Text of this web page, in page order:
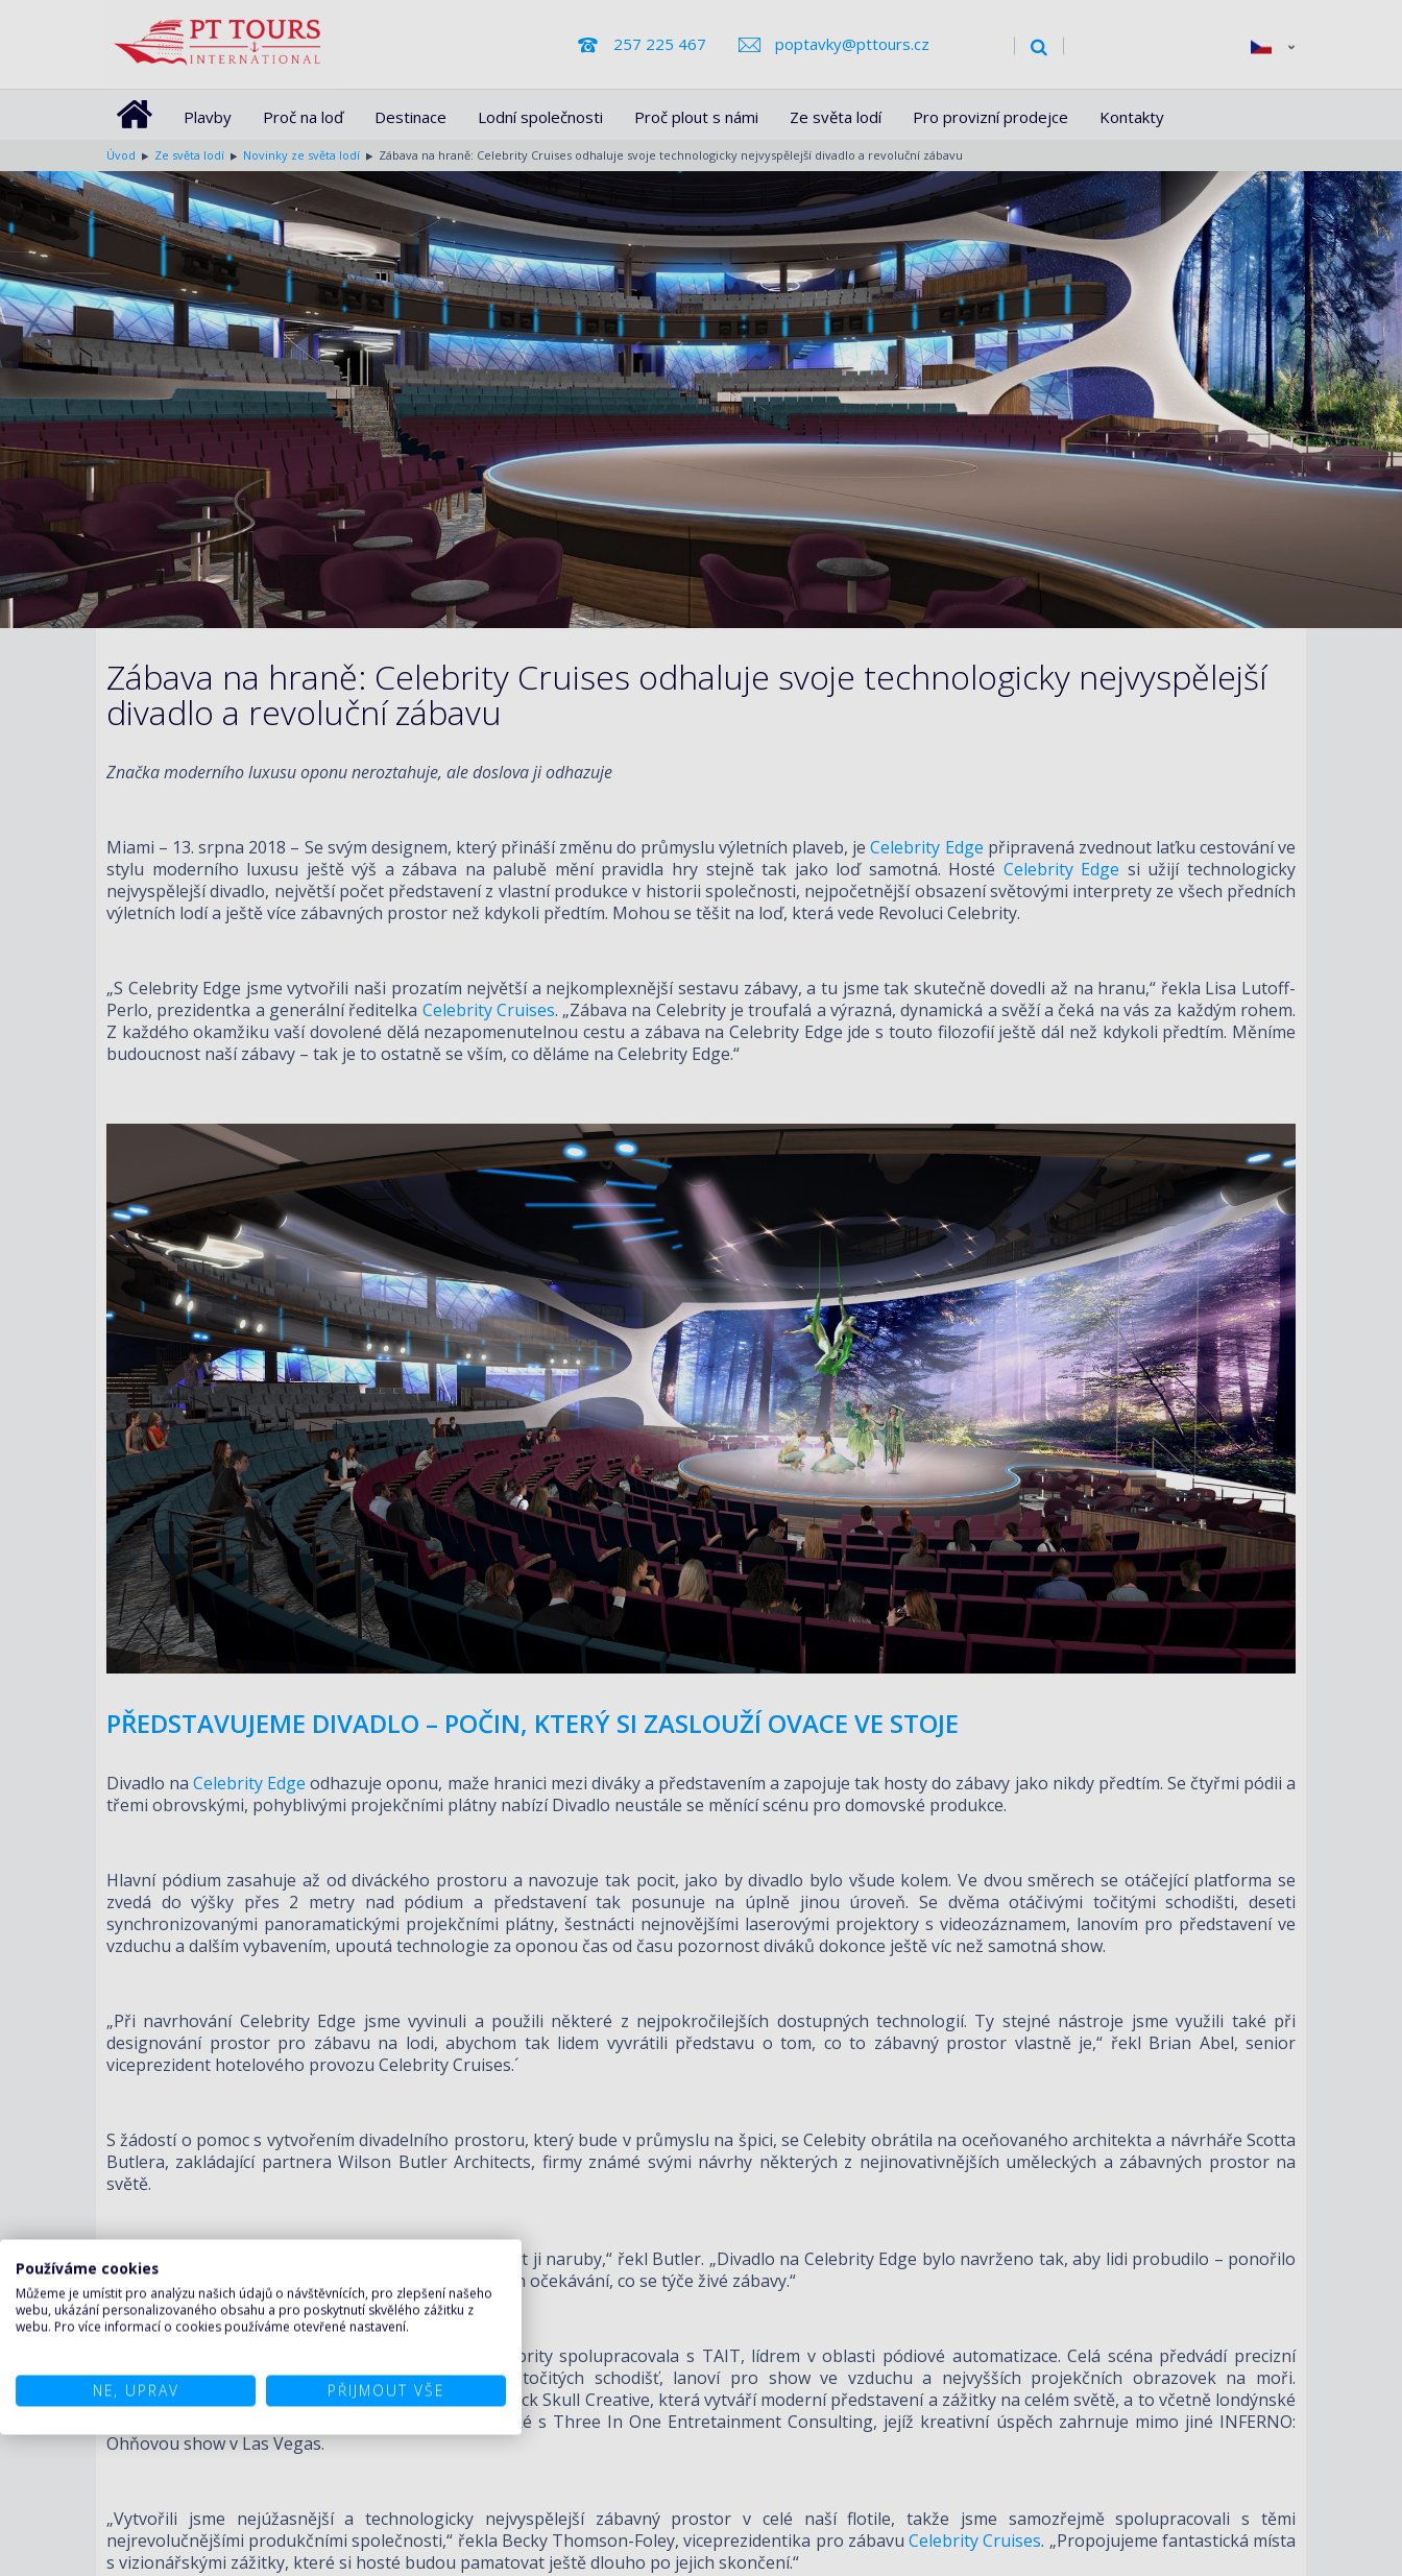
257 225 467 poptavky@pttours.cz
Plavby Proč na loď Destinace Lodní společnosti Proč plout s námi Ze světa lodí Pro provizní prodejce Kontakty
Úvod Ze světa lodí Novinky ze světa lodí Zábava na hraně: Celebrity Cruises odhaluje svoje technologicky nejvyspělejší divadlo a revoluční zábavu
Zábava na hraně: Celebrity Cruises odhaluje svoje technologicky nejvyspělejší
divadlo a revoluční zábavu
Značka moderního luxusu oponu neroztahuje, ale doslova ji odhazuje
Miami – 13. srpna 2018 – Se svým designem, který přináší změnu do průmyslu výletních plaveb, jeCelebrity Edge připravená zvednout laťku cestování ve
stylu moderního luxusu ještě výš a zábava na palubě mění pravidla hry stejně tak jako loď samotná. Hosté Celebrity Edge si užijí technologicky
nejvyspělejší divadlo, největší počet představení z vlastní produkce v historii společnosti, nejpočetnější obsazení světovými interprety ze všech předních
výletních lodí a ještě více zábavných prostor než kdykoli předtím. Mohou se těšit na loď, která vede Revoluci Celebrity.
„S Celebrity Edge jsme vytvořili naši prozatím největší a nejkomplexnější sestavu zábavy, a tu jsme tak skutečně dovedli až na hranu,“ řekla Lisa Lutoff-
Perlo, prezidentka a generální ředitelka Celebrity Cruises. „Zábava na Celebrity je troufalá a výrazná, dynamická a svěží a čeká na vás za každým rohem.
Z každého okamžiku vaší dovolené dělá nezapomenutelnou cestu a zábava na Celebrity Edge jde s touto filozofií ještě dál než kdykoli předtím. Měníme
budoucnost naší zábavy – tak je to ostatně se vším, co děláme na Celebrity Edge.“
PŘEDSTAVUJEME DIVADLO – POČIN, KTERÝ SI ZASLOUŽÍ OVACE VE STOJE
Divadlo naCelebrity Edge odhazuje oponu, maže hranici mezi diváky a představením a zapojuje tak hosty do zábavy jako nikdy předtím. Se čtyřmi pódii a
třemi obrovskými, pohyblivými projekčními plátny nabízí Divadlo neustále se měnící scénu pro domovské produkce.
Hlavní pódium zasahuje až od diváckého prostoru a navozuje tak pocit, jako by divadlo bylo všude kolem. Ve dvou směrech se otáčející platforma se
zvedá do výšky přes 2 metry nad pódium a představení tak posunuje na úplně jinou úroveň. Se dvěma otáčivými točitými schodišti, deseti
synchronizovanými panoramatickými projekčními plátny, šestnácti nejnovějšími laserovými projektory s videozáznamem, lanovím pro představení ve
vzduchu a dalším vybavením, upoutá technologie za oponou čas od času pozornost diváků dokonce ještě víc než samotná show.
„Při navrhování Celebrity Edge jsme vyvinuli a použili některé z nejpokročilejších dostupných technologií. Ty stejné nástroje jsme využili také při
designování prostor pro zábavu na lodi, abychom tak lidem vyvrátili představu o tom, co to zábavný prostor vlastně je,“ řekl Brian Abel, senior
viceprezident hotelového provozu Celebrity Cruises.´
S žádostí o pomoc s vytvořením divadelního prostoru, který bude v průmyslu na špici, se Celebity obrátila na oceňovaného architekta a návrháře Scotta
Butlera, zakládající partnera Wilson Butler Architects, firmy známé svými návrhy některých z nejinovativnějších uměleckých a zábavných prostor na
světě.
„Chtěli jsme vzít myšlenku tradičního divadla a obrátit ji naruby,“ řekl Butler. „Divadlo na Celebrity Edge bylo navrženo tak, aby lidi probudilo – ponořilo
je do zážitku, podnítilo jejich smysly a proměnilo jejich očekávání, co se týče živé zábavy.“
Aby technologie Divadla šlapala jako hodinky, Celebrity spolupracovala s TAIT, lídrem v oblasti pódiové automatizace. Celá scéna předvádí precizní
sladění otáčivých pódiových plošin, vodních clon, točitých schodišť, lanoví pro show ve vzduchu a nejvyšších projekčních obrazovek na moři.
Automatizace TAIT je propojena s vizemi skupiny Black Skull Creative, která vytváří moderní představení a zážitky na celém světě, a to včetně londýnské
olympiády v roce 2012. Celebrity spolupracovala také s Three In One Entretainment Consulting, jejíž kreativní úspěch zahrnuje mimo jiné INFERNO:
Ohňovou show v Las Vegas.
„Vytvořili jsme nejúžasnější a technologicky nejvyspělejší zábavný prostor v celé naší flotile, takže jsme samozřejmě spolupracovali s těmi
nejrevolučnějšími produkčními společnosti,“ řekla Becky Thomson-Foley, viceprezidentika pro zábavuCelebrity Cruises. „Propojujeme fantastická místa
s vizionářskými zážitky, které si hosté budou pamatovat ještě dlouho po jejich skončení.“
Používáme cookies
Můžeme je umístit pro analýzu našich údajů o návštěvnících, pro zlepšení našeho
webu, ukázání personalizovaného obsahu a pro poskytnutí skvělého zážitku z
webu. Pro více informací o cookies používáme otevřené nastavení.
NE, UPRAV PŘIJMOUT VŠE